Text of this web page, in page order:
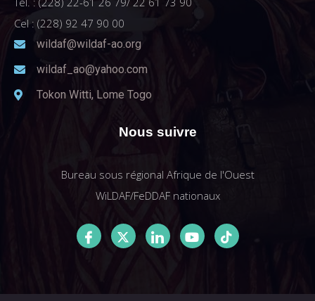
Cel : (228) 92 47 90 00
wildaf@wildaf-ao.org
wildaf_ao@yahoo.com
Tokon Witti, Lome Togo
Nous suivre
Bureau sous régional Afrique de l'Ouest
WiLDAF/FeDDAF nationaux